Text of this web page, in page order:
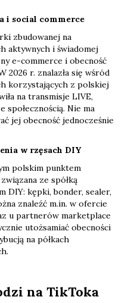
i social commerce
zbudowanej na
aktywnych i świadomej
e-commerce i obecność
2026 r. znalazła się wśród
korzystających z polskiej
na transmisje LIVE,
społecznością. Nie ma
jej obecność jednocześnie
w rzęsach DIY
polskim punktem
ze spółką
DIY: kępki, bonder, sealer,
znaleźć m.in. w ofercie
u partnerów marketplace
utożsamiać obecności
na półkach
na TikToka